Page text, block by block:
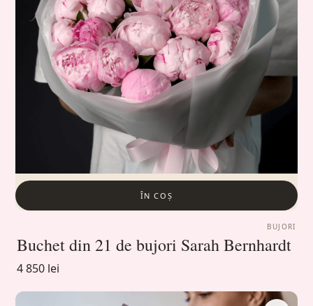
ÎN COȘ
BUJORI
Buchet din 21 de bujori Sarah Bernhardt
4 850 lei